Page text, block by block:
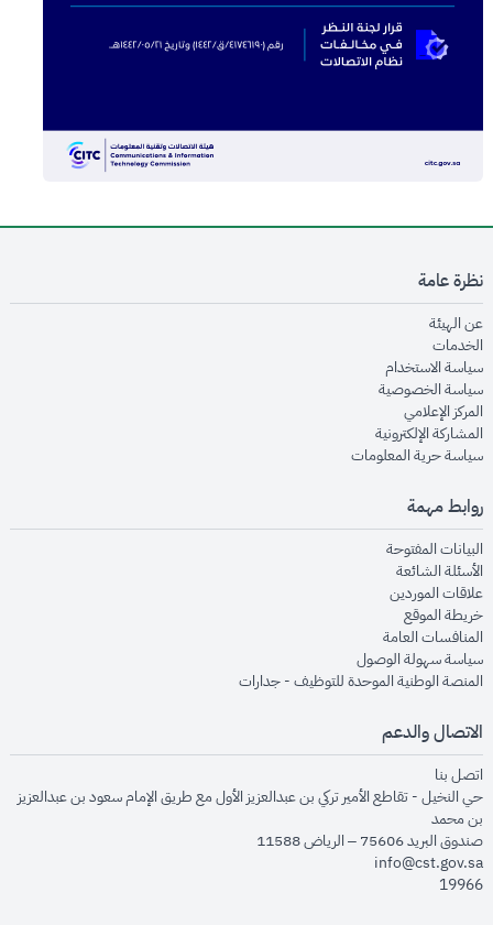
نظرة عامة
عن الهيئةopens in new window
الخدماتopens in new window
سياسة الاستخدام
سياسة الخصوصيةopens in new window
المركز الإعلاميopens in new window
المشاركة الإلكترونيةopens in new window
سياسة حرية المعلوماتopens in new window
روابط مهمة
البيانات المفتوحةopens in new window
الأسئلة الشائعةopens in new window
علاقات الموردينopens in new window
خريطة الموقعopens in new window
المنافسات العامةopens in new window
سياسة سهولة الوصولopens in new window
المنصة الوطنية الموحدة للتوظيف - جداراتopens in new window
الاتصال والدعم
اتصل بنا
حي النخيل - تقاطع الأمير تركي بن عبدالعزيز الأول مع طريق الإمام سعود بن عبدالعزيز
بن محمد
صندوق البريد 75606 – الرياض 11588
info@cst.gov.sa
19966